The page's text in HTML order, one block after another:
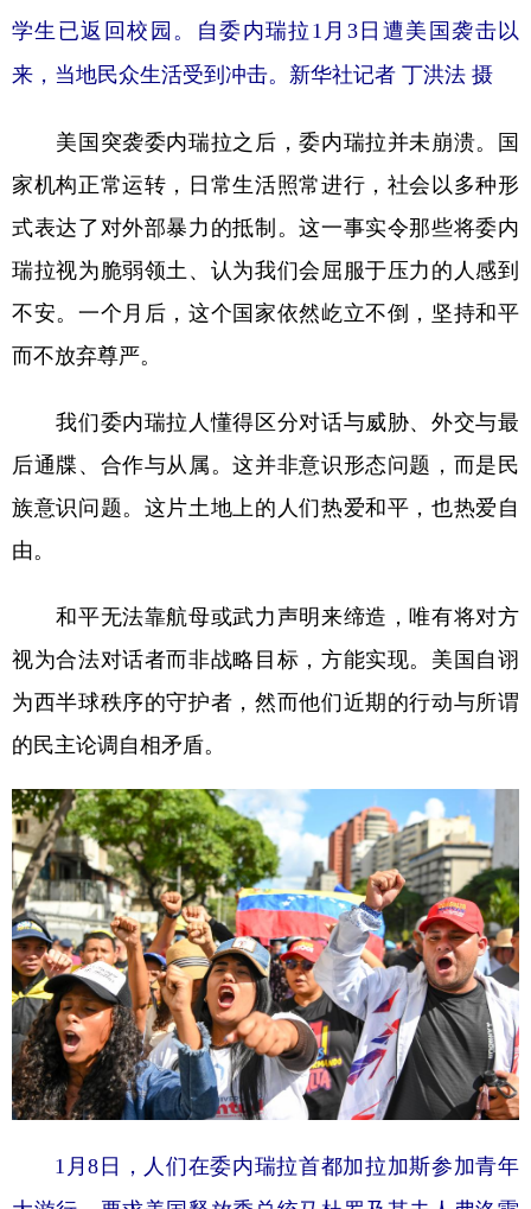
学生已返回校园。自委内瑞拉1月3日遭美国袭击以
来，当地民众生活受到冲击。新华社记者 丁洪法 摄
美国突袭委内瑞拉之后，委内瑞拉并未崩溃。国
家机构正常运转，日常生活照常进行，社会以多种形
式表达了对外部暴力的抵制。这一事实令那些将委内
瑞拉视为脆弱领土、认为我们会屈服于压力的人感到
不安。一个月后，这个国家依然屹立不倒，坚持和平
而不放弃尊严。
我们委内瑞拉人懂得区分对话与威胁、外交与最
后通牒、合作与从属。这并非意识形态问题，而是民
族意识问题。这片土地上的人们热爱和平，也热爱自
由。
和平无法靠航母或武力声明来缔造，唯有将对方
视为合法对话者而非战略目标，方能实现。美国自诩
为西半球秩序的守护者，然而他们近期的行动与所谓
的民主论调自相矛盾。
1月8日，人们在委内瑞拉首都加拉加斯参加青年